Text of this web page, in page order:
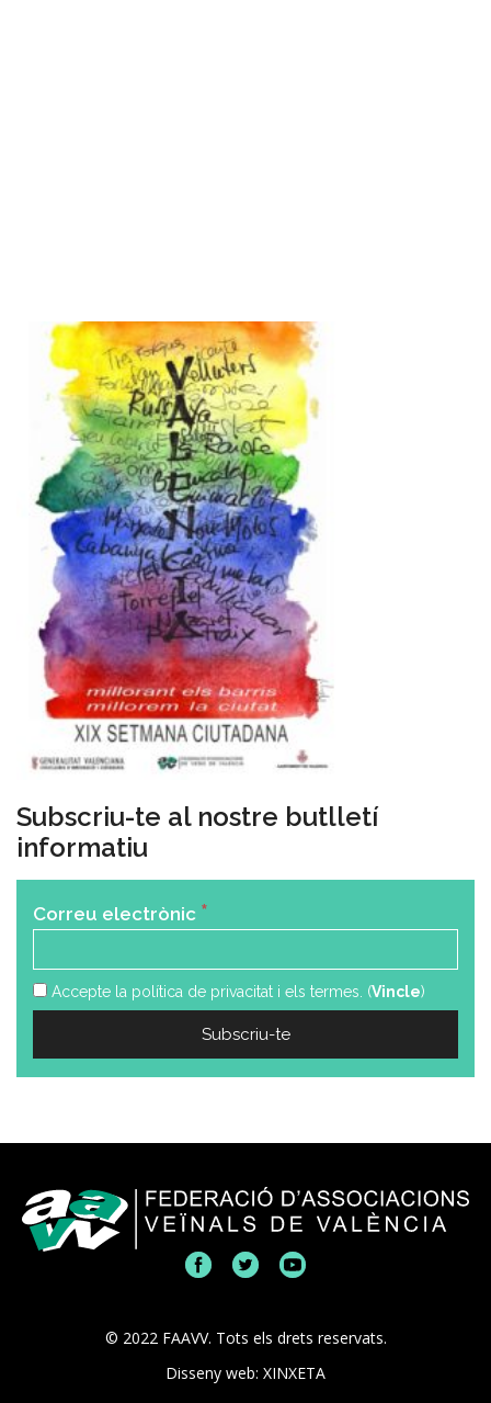
Subscriu-te al nostre butlletí
informatiu
Correu electrònic *
Accepte la política de privacitat i els termes. (Vincle)
© 2022 FAAVV. Tots els drets reservats.
Disseny web: XINXETA